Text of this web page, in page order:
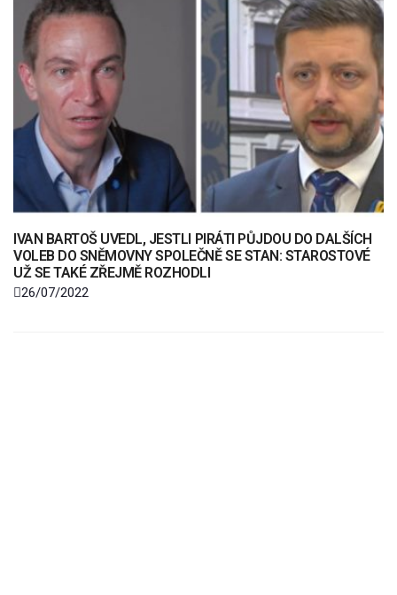
IVAN BARTOŠ UVEDL, JESTLI PIRÁTI PŮJDOU DO DALŠÍCH
VOLEB DO SNĚMOVNY SPOLEČNĚ SE STAN: STAROSTOVÉ
UŽ SE TAKÉ ZŘEJMĚ ROZHODLI
26/07/2022